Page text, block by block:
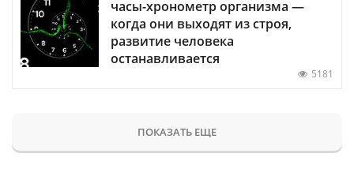
часы-хронометр организма —
когда они выходят из строя,
развитие человека
останавливается
5181
ПОКАЗАТЬ ЕЩЕ